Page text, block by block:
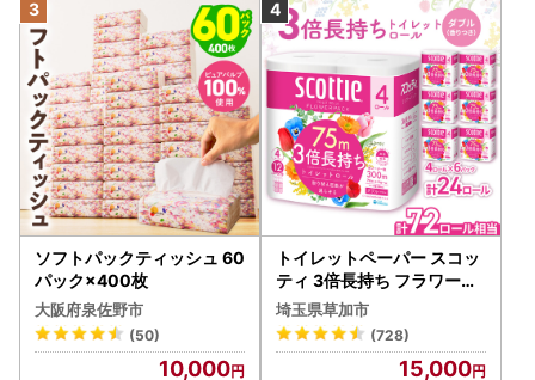
ソフトパックティッシュ 60
パック×400枚
大阪府泉佐野市
(50)
10,000
トイレットペーパー スコッ
ティ 3倍長持ち フラワーパ
ック 4ロール×6P
埼玉県草加市
(728)
15,000